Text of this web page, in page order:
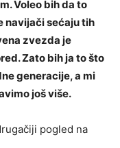
Voleo bih da to
navijači sećaju tih
zvezda je
Zato bih ja to što
generacije, a mi
još više.
pogled na